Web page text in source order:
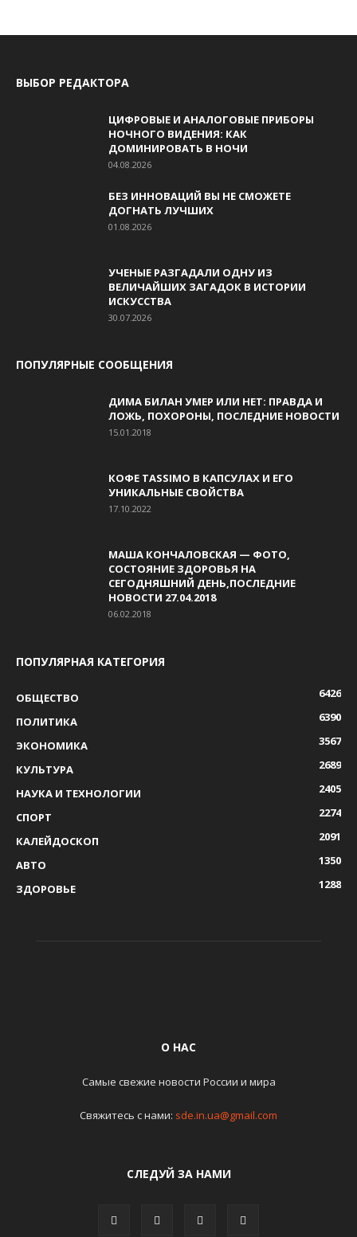
ВЫБОР РЕДАКТОРА
ЦИФРОВЫЕ И АНАЛОГОВЫЕ ПРИБОРЫ
НОЧНОГО ВИДЕНИЯ: КАК
ДОМИНИРОВАТЬ В НОЧИ
04.08.2026
БЕЗ ИННОВАЦИЙ ВЫ НЕ СМОЖЕТЕ
ДОГНАТЬ ЛУЧШИХ
01.08.2026
УЧЕНЫЕ РАЗГАДАЛИ ОДНУ ИЗ
ВЕЛИЧАЙШИХ ЗАГАДОК В ИСТОРИИ
ИСКУССТВА
30.07.2026
ПОПУЛЯРНЫЕ СООБЩЕНИЯ
ДИМА БИЛАН УМЕР ИЛИ НЕТ: ПРАВДА И
ЛОЖЬ, ПОХОРОНЫ, ПОСЛЕДНИЕ НОВОСТИ
15.01.2018
КОФЕ TASSIMO В КАПСУЛАХ И ЕГО
УНИКАЛЬНЫЕ СВОЙСТВА
17.10.2022
МАША КОНЧАЛОВСКАЯ — ФОТО,
СОСТОЯНИЕ ЗДОРОВЬЯ НА
СЕГОДНЯШНИЙ ДЕНЬ,ПОСЛЕДНИЕ
НОВОСТИ 27.04.2018
06.02.2018
ПОПУЛЯРНАЯ КАТЕГОРИЯ
ОБЩЕСТВО
6426
ПОЛИТИКА
6390
ЭКОНОМИКА
3567
КУЛЬТУРА
2689
НАУКА И ТЕХНОЛОГИИ
2405
СПОРТ
2274
КАЛЕЙДОСКОП
2091
АВТО
1350
ЗДОРОВЬЕ
1288
О НАС
Самые свежие новости России и мира
Свяжитесь с нами: sde.in.ua@gmail.com
СЛЕДУЙ ЗА НАМИ